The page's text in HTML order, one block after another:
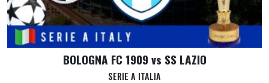
BOLOGNA FC 1909 vs SS LAZIO
SERIE A ITALIA